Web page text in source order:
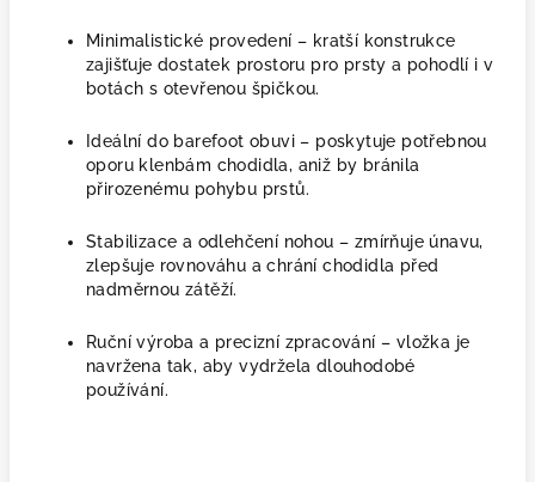
Minimalistické provedení – kratší konstrukce
zajišťuje dostatek prostoru pro prsty a pohodlí i v
botách s otevřenou špičkou.
Ideální do barefoot obuvi – poskytuje potřebnou
oporu klenbám chodidla, aniž by bránila
přirozenému pohybu prstů.
Stabilizace a odlehčení nohou – zmírňuje únavu,
zlepšuje rovnováhu a chrání chodidla před
nadměrnou zátěží.
Ruční výroba a precizní zpracování – vložka je
navržena tak, aby vydržela dlouhodobé
používání.